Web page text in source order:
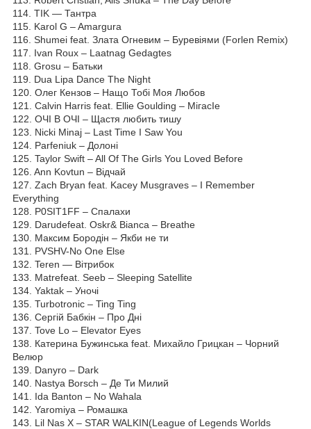
114. TIK — Тантра
115. Karol G – Amargura
116. Shumei feat. Злата Огневим – Буревіями (Forlen Remix)
117. Ivan Roux – Laatnag Gedagtes
118. Grosu – Батьки
119. Dua Lipa Dance The Night
120. Олег Кензов – Нащо Тобі Моя Любов
121. Calvin Harris feat. Ellie Goulding – МігасІе
122. ОЧІ В ОЧІ – Щастя любить тишу
123. Nicki Minaj – Last Time I Saw You
124. Parfeniuk – Долоні
125. Taylor Swift – All Of The Girls You Loved Before
126. Ann Kovtun – Відчай
127. Zach Bryan feat. Kacey Musgraves – I Remember
Everything
128. P0SIT1FF – Спалахи
129. Darudefeat. Oskr& Bianca – Breathe
130. Максим Бородін – Якби не ти
131. PVSHV-No One Else
132. Teren — Вітрибок
133. Matrefeat. Seeb – Sleeping Satellite
134. Yaktak – Уночі
135. Turbotronic – Ting Ting
136. Сергій Бабкін – Про Дні
137. Tove Lo – Elevator Eyes
138. Катерина Бужинська feat. Михайло Грицкан – Чорний
Велюр
139. Danyro – Dark
140. Nastya Borsch – Де Ти Милий
141. Ida Banton – No Wahala
142. Yaromiya – Ромашка
143. Lil Nas X – STAR WALKIN(League of Legends Worlds